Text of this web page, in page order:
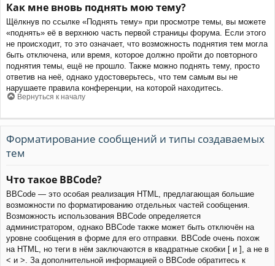
Как мне вновь поднять мою тему?
Щёлкнув по ссылке «Поднять тему» при просмотре темы, вы можете
«поднять» её в верхнюю часть первой страницы форума. Если этого
не происходит, то это означает, что возможность поднятия тем могла
быть отключена, или время, которое должно пройти до повторного
поднятия темы, ещё не прошло. Также можно поднять тему, просто
ответив на неё, однако удостоверьтесь, что тем самым вы не
нарушаете правила конференции, на которой находитесь.
Вернуться к началу
Форматирование сообщений и типы создаваемых
тем
Что такое BBCode?
BBCode — это особая реализация HTML, предлагающая большие
возможности по форматированию отдельных частей сообщения.
Возможность использования BBCode определяется
администратором, однако BBCode также может быть отключён на
уровне сообщения в форме для его отправки. BBCode очень похож
на HTML, но теги в нём заключаются в квадратные скобки [ и ], а не в
< и >. За дополнительной информацией о BBCode обратитесь к